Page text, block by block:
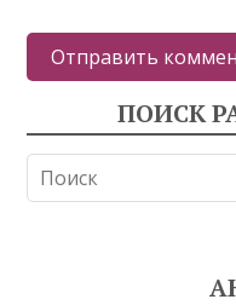
ПОИСК